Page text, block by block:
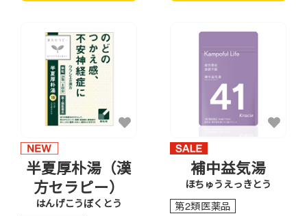
半夏厚朴湯（漢
方セラピー）
はんげこうぼくとう
補中益気湯
ほちゅうえっきとう
第2類医薬品